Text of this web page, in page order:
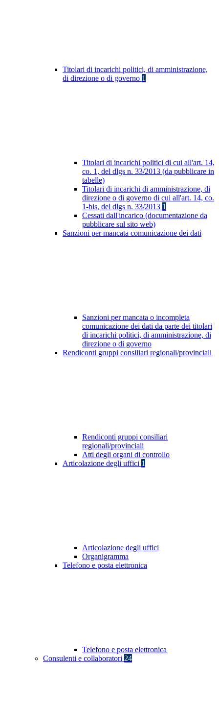
Titolari di incarichi politici, di amministrazione,
di direzione o di governo 1
Titolari di incarichi politici di cui all'art. 14,
co. 1, del dlgs n. 33/2013 (da pubblicare in
tabelle)
Titolari di incarichi di amministrazione, di
direzione o di governo di cui all'art. 14, co.
1-bis, del dlgs n. 33/2013 1
Cessati dall'incarico (documentazione da
pubblicare sul sito web)
Sanzioni per mancata comunicazione dei dati
Sanzioni per mancata o incompleta
comunicazione dei dati da parte dei titolari
di incarichi politici, di amministrazione, di
direzione o di governo
Rendiconti gruppi consiliari regionali/provinciali
Rendiconti gruppi consiliari
regionali/provinciali
Atti degli organi di controllo
Articolazione degli uffici 1
Articolazione degli uffici
Organigramma
Telefono e posta elettronica
Telefono e posta elettronica
Consulenti e collaboratori 24